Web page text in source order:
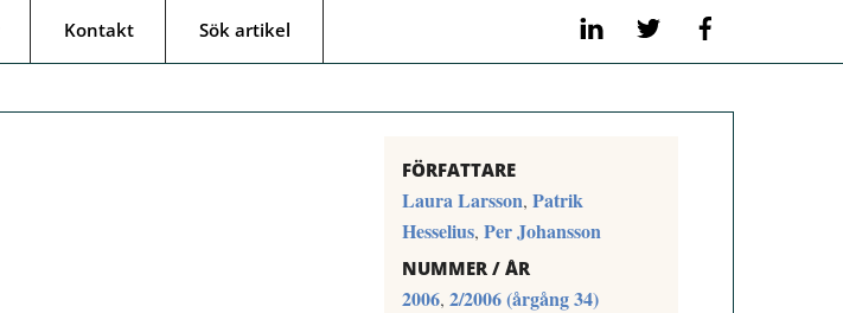
LinkedIn Twitter
Kontakt Sök artikel
FÖRFATTARE
Laura Larsson, Patrik
Hesselius, Per Johansson
NUMMER / ÅR
2006, 2/2006 (årgång 34)